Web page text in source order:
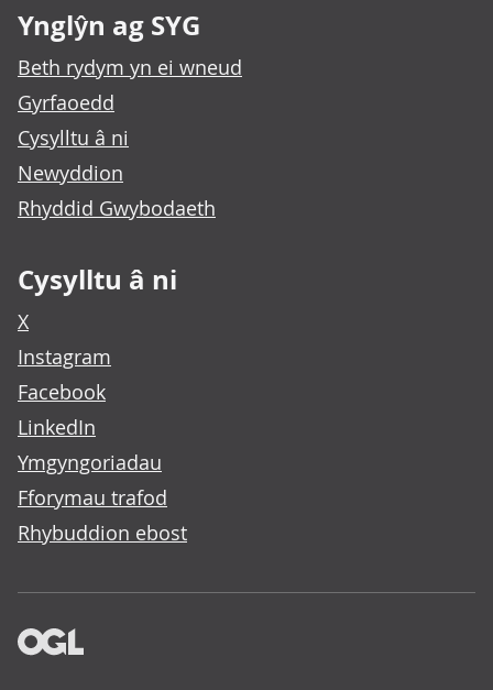
Ynglŷn ag SYG
Beth rydym yn ei wneud
Gyrfaoedd
Cysylltu â ni
Newyddion
Rhyddid Gwybodaeth
Cysylltu â ni
X
Instagram
Facebook
LinkedIn
Ymgyngoriadau
Fforymau trafod
Rhybuddion ebost